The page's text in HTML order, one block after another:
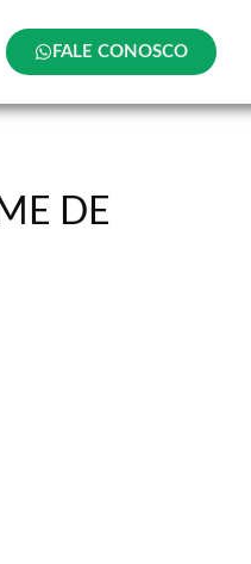
FALE CONOSCO
DE